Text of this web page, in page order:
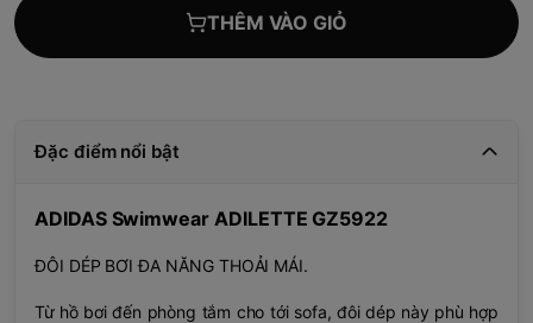
THÊM VÀO GIỎ
Đặc điểm nổi bật
ADIDAS Swimwear ADILETTE GZ5922
ĐÔI DÉP BƠI ĐA NĂNG THOẢI MÁI.
Từ hồ bơi đến phòng tắm cho tới sofa, đôi dép này phù hợp